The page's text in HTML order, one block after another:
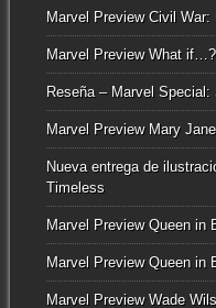
Marvel Preview Civil War:
Marvel Preview What
Reseña – Marvel Special:
Marvel Preview Mary
Nueva entrega de
Timeless
Marvel Preview Queen in
Marvel Preview Queen in
Marvel Preview Wade